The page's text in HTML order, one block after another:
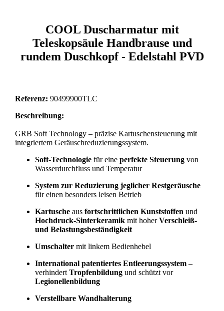
COOL Duscharmatur mit
Teleskopsäule Handbrause und
rundem Duschkopf - Edelstahl PVD
Referenz: 90499900TLC
Beschreibung:
GRB Soft Technology – präzise Kartuschensteuerung mit
integriertem Geräuschreduzierungssystem.
Soft-Technologiefür eine perfekte Steuerungvon
Wasserdurchfluss und Temperatur
System zur Reduzierung jeglicher Restgeräusche
für einen besonders leisen Betrieb
Kartuscheaus fortschrittlichen Kunststoffen und
Hochdruck-Sinterkeramikmit hoherVerschleiß-
und Belastungsbeständigkeit
Umschaltermit linkem Bedienhebel
International patentiertes Entleerungssystem–
verhindert Tropfenbildungund schützt vor
Legionellenbildung
Verstellbare Wandhalterung